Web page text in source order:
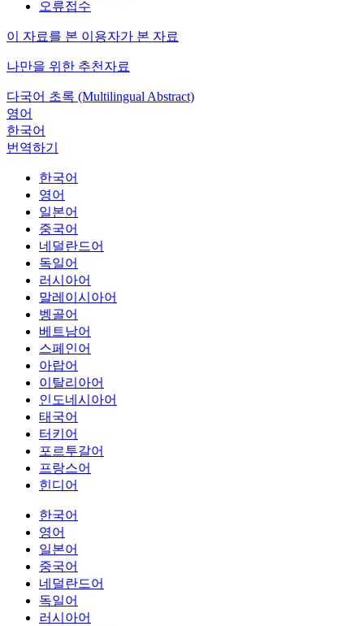
오류접수
이 자료를 본 이용자가 본 자료
나만을 위한 추천자료
다국어 초록 (Multilingual Abstract)
영어
한국어
번역하기
한국어
영어
일본어
중국어
네덜란드어
독일어
러시아어
말레이시아어
벵골어
베트남어
스페인어
아랍어
이탈리아어
인도네시아어
태국어
터키어
포르투갈어
프랑스어
힌디어
한국어
영어
일본어
중국어
네덜란드어
독일어
러시아어